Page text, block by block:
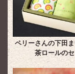
ペリーさんの下田
茶ロールの